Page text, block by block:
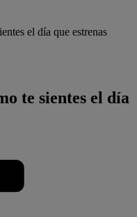
el día que estrenas
te sientes el día